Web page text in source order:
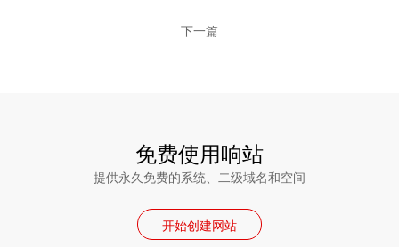
下一篇
免费使用响站
提供永久免费的系统、二级域名和空间
开始创建网站